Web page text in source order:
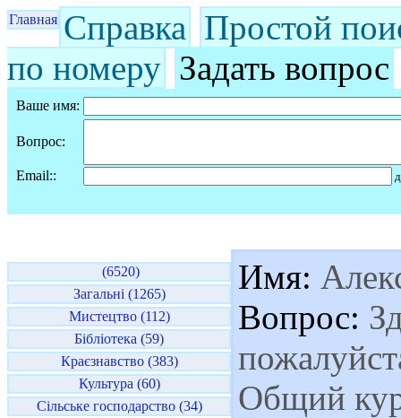
Главная Справка Простой
по номеру Задать вопрос
Ваше имя:
Вопрос:
Email::
(6520)
Загальні (1265)
Мистецтво (112)
Бібліотека (59)
Краєзнавство (383)
Культура (60)
Сільське господарство (34)
Имя:
Вопрос:
Общий